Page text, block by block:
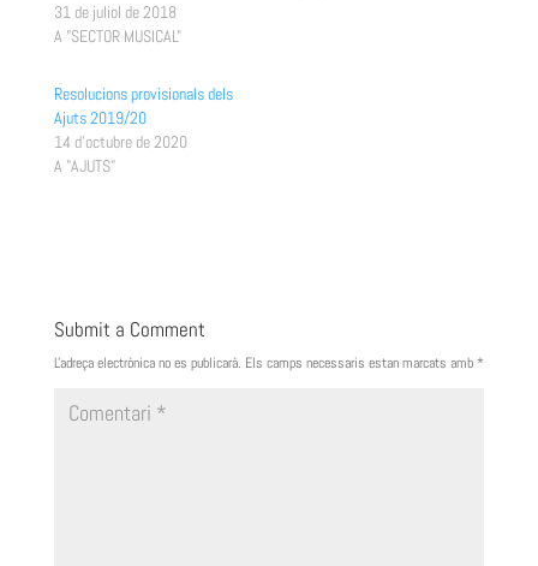
31 de juliol de 2018
A "SECTOR MUSICAL"
Resolucions provisionals dels
Ajuts 2019/20
14 d'octubre de 2020
A "AJUTS"
Submit a Comment
L'adreça electrònica no es publicarà. Els camps necessaris estan marcats amb*